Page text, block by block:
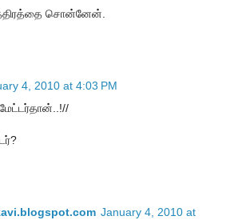
சொன்னேன்.
4, 2010 at 4:03 PM
January 4, 2010 at